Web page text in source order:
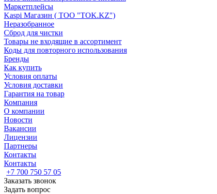
Маркетплейсы
Kaspi Магазин ( ТОО "TOK.KZ")
Неразобранное
Сброд для чистки
Товары не входящие в ассортимент
Коды для повторного использования
Бренды
Как купить
Условия оплаты
Условия доставки
Гарантия на товар
Компания
О компании
Новости
Вакансии
Лицензии
Партнеры
Контакты
Контакты
+7 700 750 57 05
Заказать звонок
Задать вопрос